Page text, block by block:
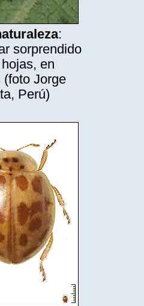
:
sorprendido
en
(foto Jorge
Perú)